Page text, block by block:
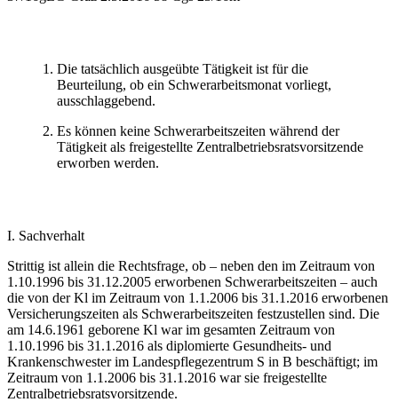
Die tatsächlich ausgeübte Tätigkeit ist für die
Beurteilung, ob ein Schwerarbeitsmonat vorliegt,
ausschlaggebend.
Es können keine Schwerarbeitszeiten während der
Tätigkeit als freigestellte Zentralbetriebsratsvorsitzende
erworben werden.
I. Sachverhalt
Strittig ist allein die Rechtsfrage, ob – neben den im Zeitraum von
1.10.1996 bis 31.12.2005 erworbenen Schwerarbeitszeiten – auch
die von der Kl im Zeitraum von 1.1.2006 bis 31.1.2016 erworbenen
Versicherungszeiten als Schwerarbeitszeiten festzustellen sind. Die
am 14.6.1961 geborene Kl war im gesamten Zeitraum von
1.10.1996 bis 31.1.2016 als diplomierte Gesundheits- und
Krankenschwester im Landespflegezentrum S in B beschäftigt; im
Zeitraum von 1.1.2006 bis 31.1.2016 war sie freigestellte
Zentralbetriebsratsvorsitzende.